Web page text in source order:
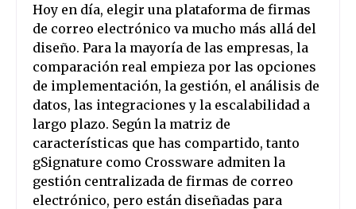
Hoy en día, elegir una plataforma de firmas
de correo electrónico va mucho más allá del
diseño. Para la mayoría de las empresas, la
comparación real empieza por las opciones
de implementación, la gestión, el análisis de
datos, las integraciones y la escalabilidad a
largo plazo. Según la matriz de
características que has compartido, tanto
gSignature como Crossware admiten la
gestión centralizada de firmas de correo
electrónico, pero están diseñadas para